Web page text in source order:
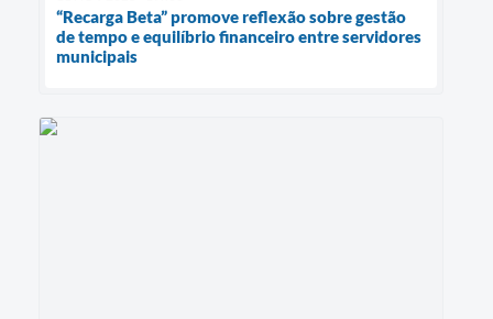
“Recarga Beta” promove reflexão sobre gestão
de tempo e equilíbrio financeiro entre servidores
municipais